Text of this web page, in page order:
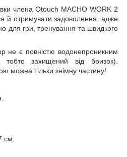
члена Otouch MACHO WORK 2
й отримувати задоволення, адже
для гри, тренування та швидкого
не є повністю водонепроникним
тобто захищений від бризок).
можна тільки знімну частину!
см.